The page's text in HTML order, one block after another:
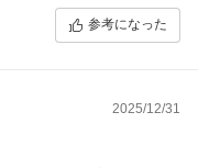
参考になった
2025/12/31